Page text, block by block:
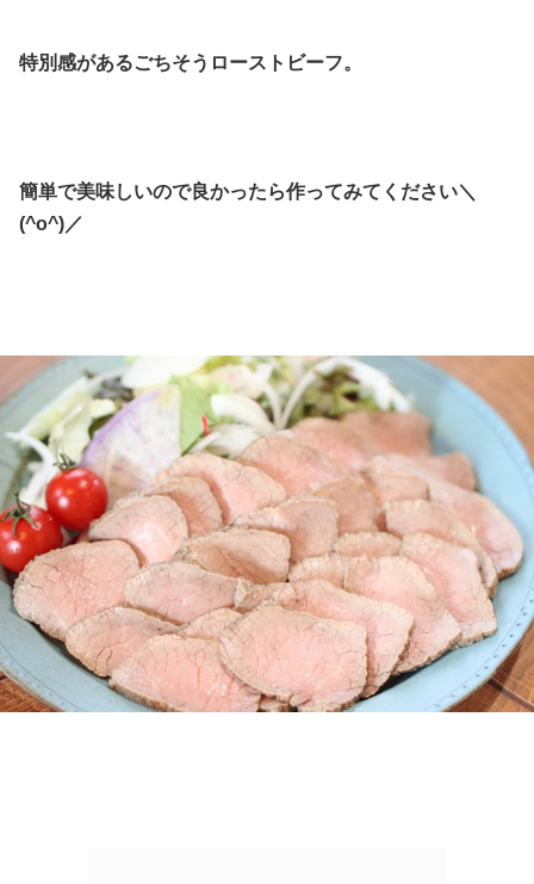
特別感があるごちそうローストビーフ。
簡単で美味しいので良かったら作ってみてください＼
(^o^)／